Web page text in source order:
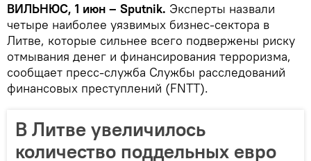
ВИЛЬНЮС, 1 июн – Sputnik. Эксперты назвали
четыре наиболее уязвимых бизнес-сектора в
Литве, которые сильнее всего подвержены риску
отмывания денег и финансирования терроризма,
сообщает пресс-служба Службы расследований
финансовых преступлений (FNTT).
В Литве увеличилось
количество поддельных евро